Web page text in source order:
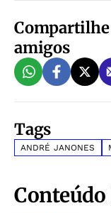
Compartilhe
amigos
Tags
ANDRÉ JANONES